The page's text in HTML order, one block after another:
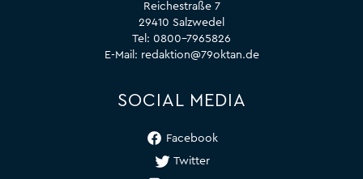
Reichestraße 7
29410 Salzwedel
Tel: 0800-7965826
E-Mail: redaktion@79oktan.de
SOCIAL MEDIA
Facebook
Twitter